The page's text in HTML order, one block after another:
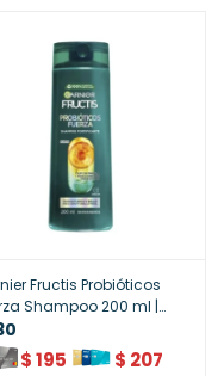
Fructis Probióticos
Shampoo 200 ml |
Fuerte y Saludable
$195 $ 207